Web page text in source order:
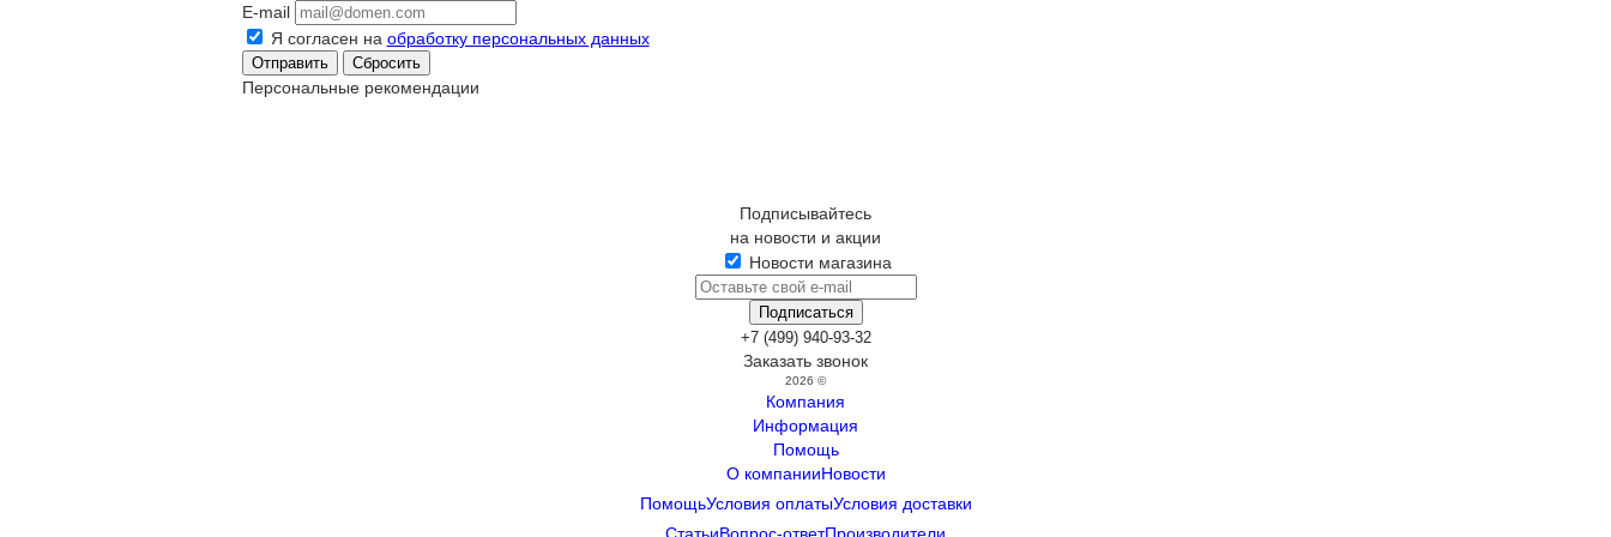
E-mail
Я согласен на обработку персональных данных
Сбросить
Персональные рекомендации
Подписывайтесь
на новости и акции
Новости магазина
+7 (499) 940-93-32
Заказать звонок
2026 ©
Компания
Информация
Помощь
О компанииНовости
ПомощьУсловия оплатыУсловия доставки